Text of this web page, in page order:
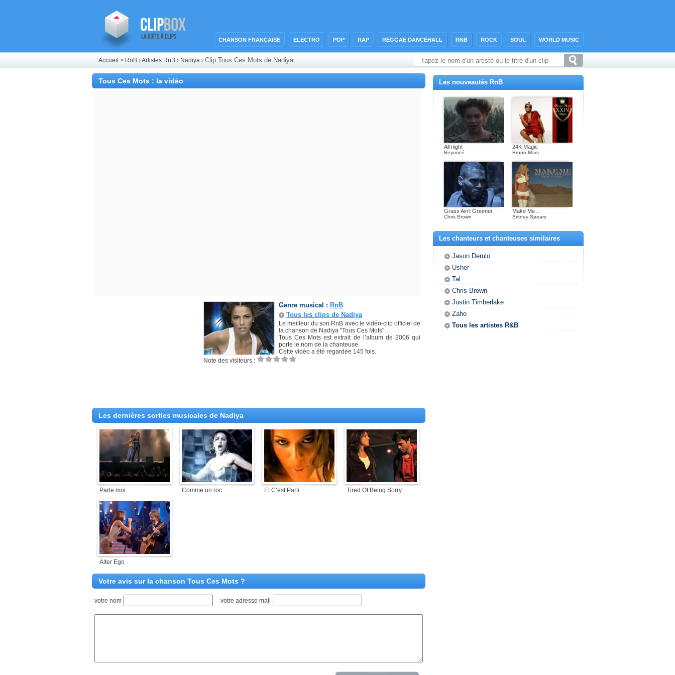
CHANSON FRANÇAISE ELECTRO POP RAP REGGAE DANCEHALL RNB ROCK SOUL WORLD MUSIC
Accueil > RnB ›Artistes RnB › Nadiya › Clip Tous Ces Mots de Nadiya
Tous Ces Mots : la vidéo
Genre musical : RnB
Tous les clips de Nadiya
Le meilleur du son RnB avec le vidéo-clip officiel de
la chanson de Nadiya "Tous Ces Mots".
Tous Ces Mots est extrait de l’album de 2006 qui
porte le nom de la chanteuse.
Cette vidéo a été regardée 145 fois.
Note des visiteurs :
Les dernières sorties musicales de Nadiya
Parle moi Comme un roc Et C’est Parti Tired Of Being Sorry
Alter Ego
Votre avis sur la chanson Tous Ces Mots ?
votre nom votre adresse mail
Les nouveautés RnB
All night
Beyoncé
24K Magic
Bruno Mars
Grass Ain’t Greener
Chris Brown
Make Me…
Britney Spears
Les chanteurs et chanteuses similaires
Jason Derulo
Usher
Tal
Chris Brown
Justin Timberlake
Zaho
Tous les artistes R&B